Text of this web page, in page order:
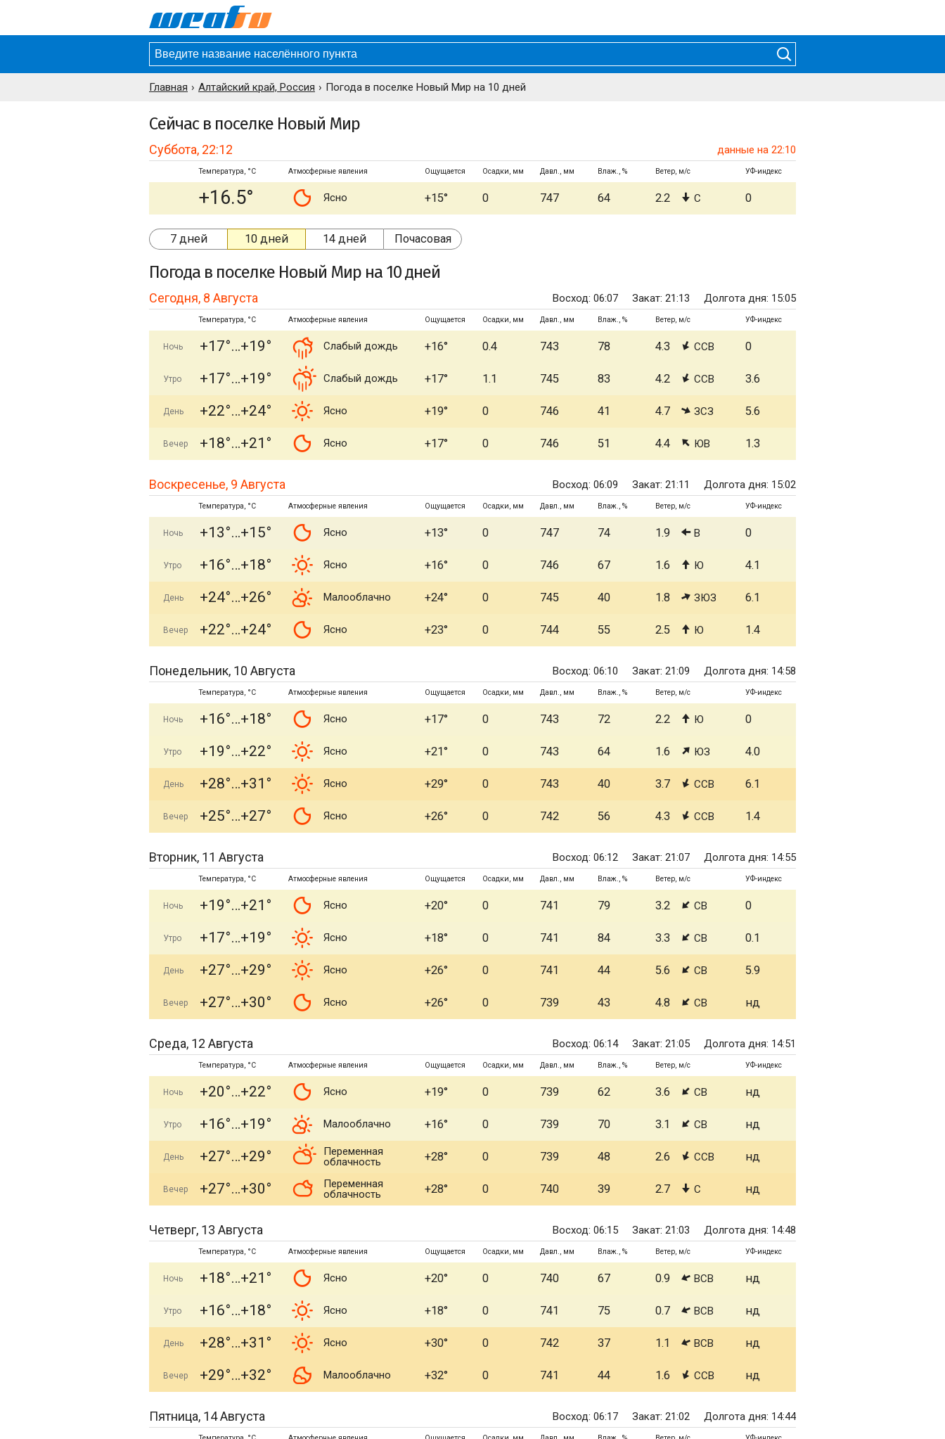
Главная Алтайский край, Россия Погода в поселке Новый Мир на 10 дней
Сейчас в поселке Новый Мир
Суббота, 22:12 данные на 22:10
Температура, °C Атмосферные явления Ощущается Осадки, мм Давл., мм Влаж., % Ветер, м/с УФ-индекс
+16.5° Ясно +15° 0 747 64 2.2 С 0
7 дней 10 дней 14 дней Почасовая
Погода в поселке Новый Мир на 10 дней
Сегодня, 8 Августа Восход: 06:07 Закат: 21:13 Долгота дня: 15:05
Температура, °C Атмосферные явления Ощущается Осадки, мм Давл., мм Влаж., % Ветер, м/с УФ-индекс
Ночь +17° +19° Слабый дождь +16° 0.4 743 78 4.3 ССВ 0
Утро +17° +19° Слабый дождь +17° 1.1 745 83 4.2 ССВ 3.6
День +22° +24° Ясно +19° 0 746 41 4.7 ЗСЗ 5.6
Вечер +18° +21° Ясно +17° 0 746 51 4.4 ЮВ 1.3
Воскресенье, 9 Августа Восход: 06:09 Закат: 21:11 Долгота дня: 15:02
Температура, °C Атмосферные явления Ощущается Осадки, мм Давл., мм Влаж., % Ветер, м/с УФ-индекс
Ночь +13° +15° Ясно +13° 0 747 74 1.9 В 0
Утро +16° +18° Ясно +16° 0 746 67 1.6 Ю 4.1
День +24° +26° Малооблачно +24° 0 745 40 1.8 ЗЮЗ 6.1
Вечер +22° +24° Ясно +23° 0 744 55 2.5 Ю 1.4
Понедельник, 10 Августа Восход: 06:10 Закат: 21:09 Долгота дня: 14:58
Температура, °C Атмосферные явления Ощущается Осадки, мм Давл., мм Влаж., % Ветер, м/с УФ-индекс
Ночь +16° +18° Ясно +17° 0 743 72 2.2 Ю 0
Утро +19° +22° Ясно +21° 0 743 64 1.6 ЮЗ 4.0
День +28° +31° Ясно +29° 0 743 40 3.7 ССВ 6.1
Вечер +25° +27° Ясно +26° 0 742 56 4.3 ССВ 1.4
Вторник, 11 Августа Восход: 06:12 Закат: 21:07 Долгота дня: 14:55
Температура, °C Атмосферные явления Ощущается Осадки, мм Давл., мм Влаж., % Ветер, м/с УФ-индекс
Ночь +19° +21° Ясно +20° 0 741 79 3.2 СВ 0
Утро +17° +19° Ясно +18° 0 741 84 3.3 СВ 0.1
День +27° +29° Ясно +26° 0 741 44 5.6 СВ 5.9
Вечер +27° +30° Ясно +26° 0 739 43 4.8 СВ нд
Среда, 12 Августа Восход: 06:14 Закат: 21:05 Долгота дня: 14:51
Температура, °C Атмосферные явления Ощущается Осадки, мм Давл., мм Влаж., % Ветер, м/с УФ-индекс
Ночь +20° +22° Ясно +19° 0 739 62 3.6 СВ нд
Утро +16° +19° Малооблачно +16° 0 739 70 3.1 СВ нд
День +27° +29°
Переменная
облачность
+28° 0 739 48 2.6 ССВ нд
Вечер +27° +30°
Переменная
облачность
+28° 0 740 39 2.7 С нд
Четверг, 13 Августа Восход: 06:15 Закат: 21:03 Долгота дня: 14:48
Температура, °C Атмосферные явления Ощущается Осадки, мм Давл., мм Влаж., % Ветер, м/с УФ-индекс
Ночь +18° +21° Ясно +20° 0 740 67 0.9 ВСВ нд
Утро +16° +18° Ясно +18° 0 741 75 0.7 ВСВ нд
День +28° +31° Ясно +30° 0 742 37 1.1 ВСВ нд
Вечер +29° +32° Малооблачно +32° 0 741 44 1.6 ССВ нд
Пятница, 14 Августа Восход: 06:17 Закат: 21:02 Долгота дня: 14:44